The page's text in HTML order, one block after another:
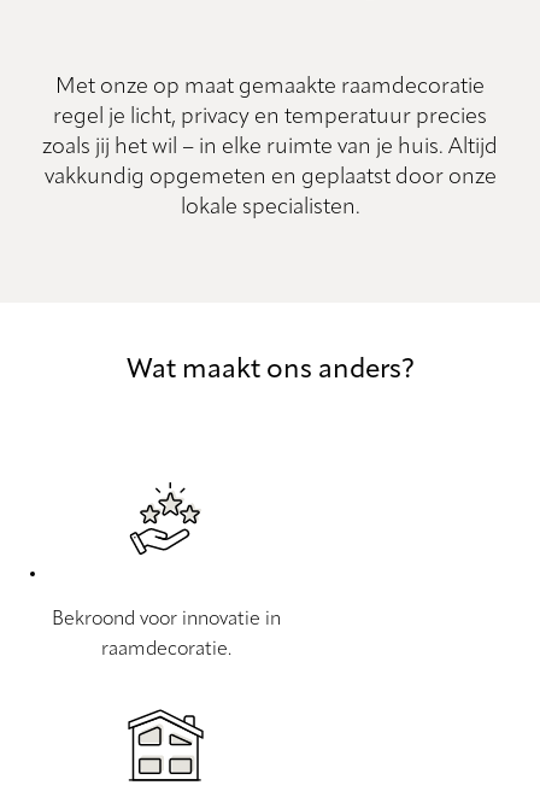
Met onze op maat gemaakte raamdecoratie
regel je licht, privacy en temperatuur precies
zoals jij het wil – in elke ruimte van je huis. Altijd
vakkundig opgemeten en geplaatst door onze
lokale specialisten.
Wat maakt ons anders?
Bekroond voor innovatie in
raamdecoratie.